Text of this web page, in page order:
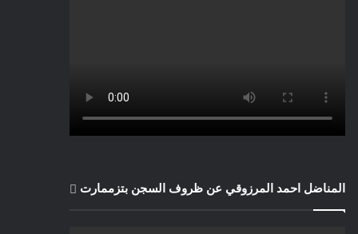
المناضل احمد المرزوقي عن ظروف السجن بتزممارت